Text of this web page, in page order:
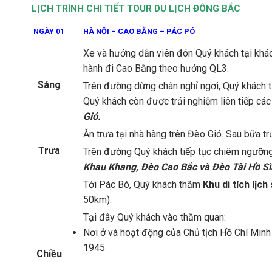
LỊCH TRÌNH CHI TIẾT TOUR DU LỊCH ĐÔNG BẮC
NGÀY 01 HÀ NỘI – CAO BẰNG – PÁC PÓ
Sáng
Xe và hướng dẫn viên đón Quý khách tại
hành đi Cao Bằng theo hướng QL3.
Trên đường dừng chân nghỉ ngơi, Quý
Quý khách còn được trải nghiệm liên tiếp
Gió.
Trưa
Ăn trưa tại nhà hàng trên Đèo Gió. Sau bữa
Trên đường Quý khách tiếp tục chiêm
Khau Khang, Đèo Cao Bắc và Đèo Tài Hồ
Chiều
Tới Pác Bó, Quý khách thăm Khu di tích
50km).
Tại đây Quý khách vào thăm quan:
Nơi ở và hoạt động của Chủ tịch Hồ Chí
1945